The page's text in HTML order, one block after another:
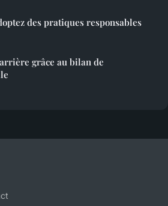
des pratiques responsables
grâce au bilan de